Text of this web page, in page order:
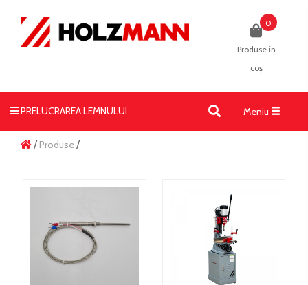
0
Produse în
coș
PRELUCRAREA LEMNULUI Meniu Toggle
/ Produse/